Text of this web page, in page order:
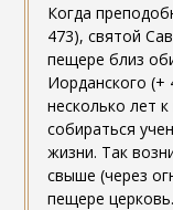
Когда
473), святой
пещере близ
Иорданского (+
несколько лет
собираться
жизни. Так
свыше (через
пещере церковь.